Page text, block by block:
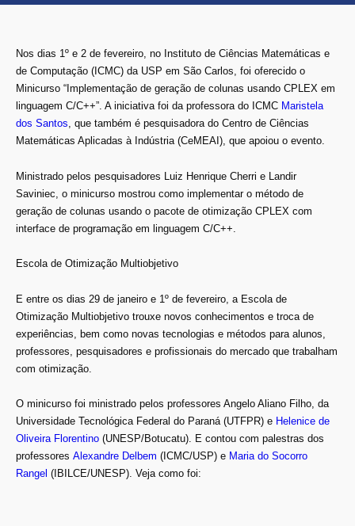
Nos dias 1º e 2 de fevereiro, no Instituto de Ciências Matemáticas e
de Computação (ICMC) da USP em São Carlos, foi oferecido o
Minicurso “Implementação de geração de colunas usando CPLEX em
linguagem C/C++”. A iniciativa foi da professora do ICMC Maristela
dos Santos, que também é pesquisadora do Centro de Ciências
Matemáticas Aplicadas à Indústria (CeMEAI), que apoiou o evento.
Ministrado pelos pesquisadores Luiz Henrique Cherri e Landir
Saviniec, o minicurso mostrou como implementar o método de
geração de colunas usando o pacote de otimização CPLEX com
interface de programação em linguagem C/C++.
Escola de Otimização Multiobjetivo
E entre os dias 29 de janeiro e 1º de fevereiro, a Escola de
Otimização Multiobjetivo trouxe novos conhecimentos e troca de
experiências, bem como novas tecnologias e métodos para alunos,
professores, pesquisadores e profissionais do mercado que trabalham
com otimização.
O minicurso foi ministrado pelos professores Angelo Aliano Filho, da
Universidade Tecnológica Federal do Paraná (UTFPR) e Helenice de
Oliveira Florentino (UNESP/Botucatu). E contou com palestras dos
professores Alexandre Delbem (ICMC/USP) e Maria do Socorro
Rangel (IBILCE/UNESP). Veja como foi: